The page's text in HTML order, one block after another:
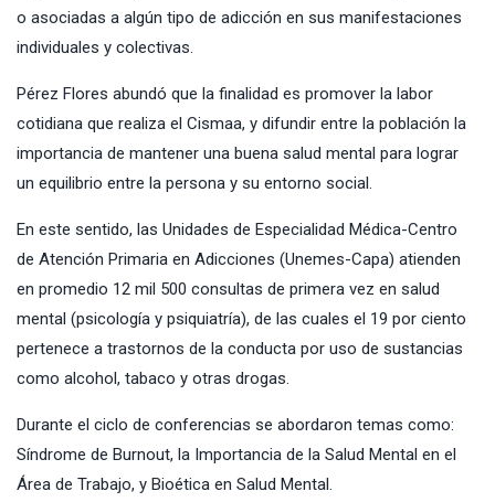
o asociadas a algún tipo de adicción en sus manifestaciones
individuales y colectivas.
Pérez Flores abundó que la finalidad es promover la labor
cotidiana que realiza el Cismaa, y difundir entre la población la
importancia de mantener una buena salud mental para lograr
un equilibrio entre la persona y su entorno social.
En este sentido, las Unidades de Especialidad Médica-Centro
de Atención Primaria en Adicciones (Unemes-Capa) atienden
en promedio 12 mil 500 consultas de primera vez en salud
mental (psicología y psiquiatría), de las cuales el 19 por ciento
pertenece a trastornos de la conducta por uso de sustancias
como alcohol, tabaco y otras drogas.
Durante el ciclo de conferencias se abordaron temas como:
Síndrome de Burnout, la Importancia de la Salud Mental en el
Área de Trabajo, y Bioética en Salud Mental.